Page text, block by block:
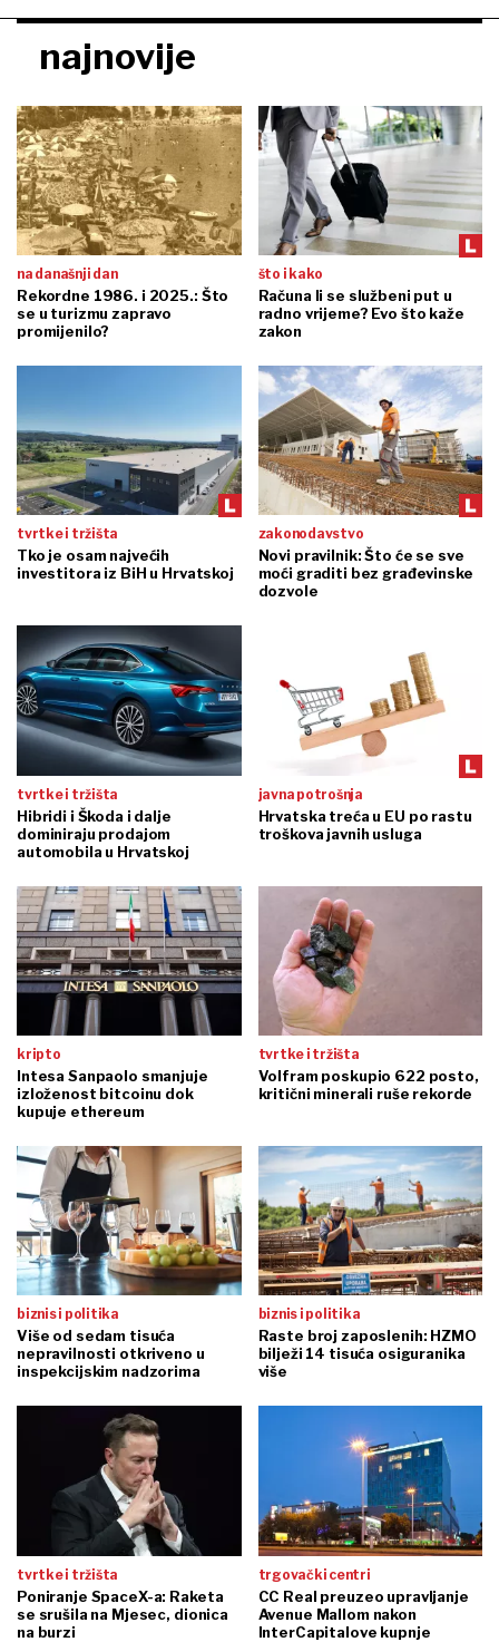
najnovije
na današnji dan
Rekordne 1986. i 2025.: Što
se u turizmu zapravo
promijenilo?
što i kako
Računa li se službeni put u
radno vrijeme? Evo što kaže
zakon
tvrtke i tržišta
Tko je osam najvećih
investitora iz BiH u Hrvatskoj
zakonodavstvo
Novi pravilnik: Što će se sve
moći graditi bez građevinske
dozvole
tvrtke i tržišta
Hibridi i Škoda i dalje
dominiraju prodajom
automobila u Hrvatskoj
javna potrošnja
Hrvatska treća u EU po rastu
troškova javnih usluga
kripto
Intesa Sanpaolo smanjuje
izloženost bitcoinu dok
kupuje ethereum
tvrtke i tržišta
Volfram poskupio 622 posto,
kritični minerali ruše rekorde
biznis i politika
Više od sedam tisuća
nepravilnosti otkriveno u
inspekcijskim nadzorima
biznis i politika
Raste broj zaposlenih: HZMO
bilježi 14 tisuća osiguranika
više
tvrtke i tržišta
Poniranje SpaceX-a: Raketa
se srušila na Mjesec, dionica
na burzi
trgovački centri
CC Real preuzeo upravljanje
Avenue Mallom nakon
InterCapitalove kupnje